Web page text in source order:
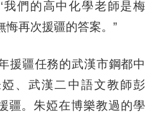
我們的高中化學老師是梅
悔再次援疆的答案。”
疆任務的武漢市鋼都中
、武漢二中語文教師彭
疆。朱婭在博樂教過的學